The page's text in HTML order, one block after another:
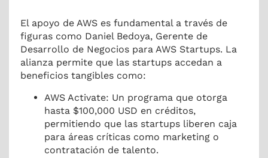
El apoyo de AWS es fundamental a través de
figuras como Daniel Bedoya, Gerente de
Desarrollo de Negocios para AWS Startups. La
alianza permite que las startups accedan a
beneficios tangibles como:
AWS Activate: Un programa que otorga
hasta $100,000 USD en créditos,
permitiendo que las startups liberen caja
para áreas críticas como marketing o
contratación de talento.